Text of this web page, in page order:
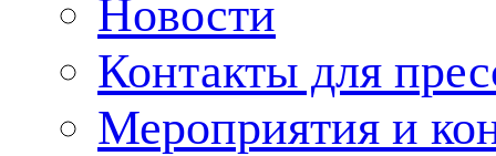
Новости
Контакты для
Мероприятия и